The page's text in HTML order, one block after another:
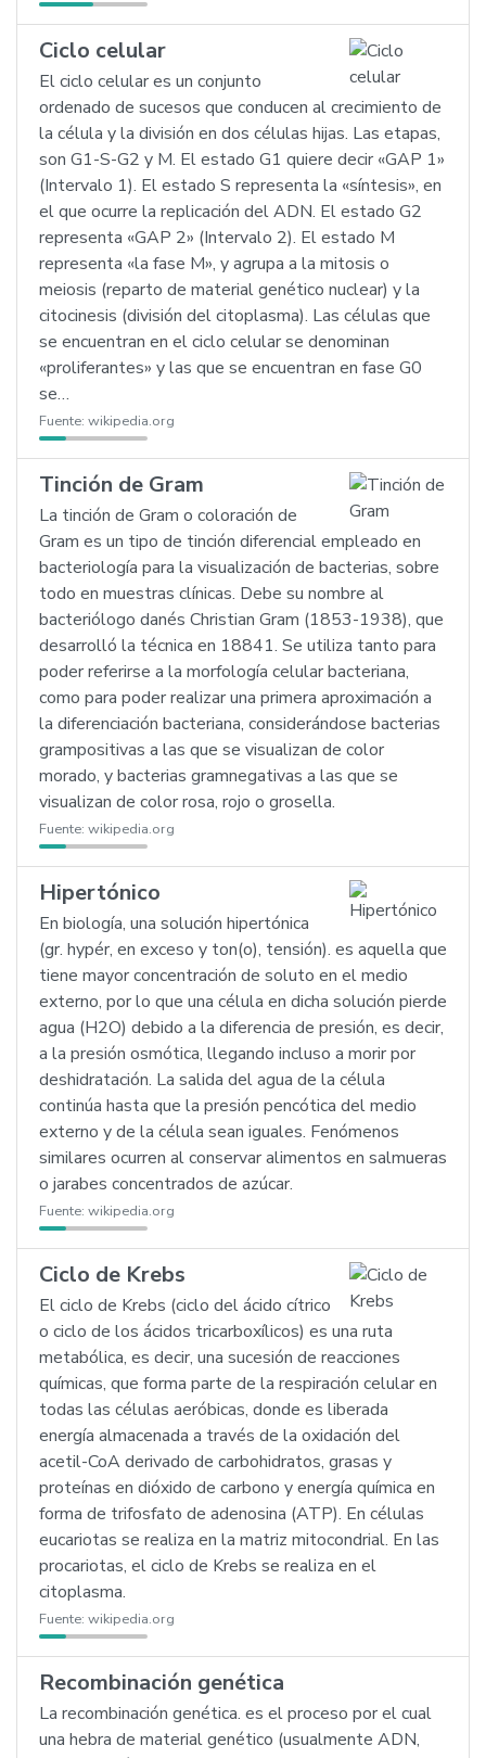
Ciclo celular
El ciclo celular es un conjunto
ordenado de sucesos que conducen al crecimiento de
la célula y la división en dos células hijas. Las etapas,
son G1-S-G2 y M. El estado G1 quiere decir «GAP 1»
(Intervalo 1). El estado S representa la «síntesis», en
el que ocurre la replicación del ADN. El estado G2
representa «GAP 2» (Intervalo 2). El estado M
representa «la fase M», y agrupa a la mitosis o
meiosis (reparto de material genético nuclear) y la
citocinesis (división del citoplasma). Las células que
se encuentran en el ciclo celular se denominan
«proliferantes» y las que se encuentran en fase G0
se…
Fuente: wikipedia.org
Tinción de Gram
La tinción de Gram o coloración de
Gram es un tipo de tinción diferencial empleado en
bacteriología para la visualización de bacterias, sobre
todo en muestras clínicas. Debe su nombre al
bacteriólogo danés Christian Gram (1853-1938), que
desarrolló la técnica en 18841. Se utiliza tanto para
poder referirse a la morfología celular bacteriana,
como para poder realizar una primera aproximación a
la diferenciación bacteriana, considerándose bacterias
grampositivas a las que se visualizan de color
morado, y bacterias gramnegativas a las que se
visualizan de color rosa, rojo o grosella.
Fuente: wikipedia.org
Hipertónico
En biología, una solución hipertónica
(gr. hypér, en exceso y ton(o), tensión). es aquella que
tiene mayor concentración de soluto en el medio
externo, por lo que una célula en dicha solución pierde
agua (H2O) debido a la diferencia de presión, es decir,
a la presión osmótica, llegando incluso a morir por
deshidratación. La salida del agua de la célula
continúa hasta que la presión pencótica del medio
externo y de la célula sean iguales. Fenómenos
similares ocurren al conservar alimentos en salmueras
o jarabes concentrados de azúcar.
Fuente: wikipedia.org
Ciclo de Krebs
El ciclo de Krebs (ciclo del ácido cítrico
o ciclo de los ácidos tricarboxílicos) es una ruta
metabólica, es decir, una sucesión de reacciones
químicas, que forma parte de la respiración celular en
todas las células aeróbicas, donde es liberada
energía almacenada a través de la oxidación del
acetil-CoA derivado de carbohidratos, grasas y
proteínas en dióxido de carbono y energía química en
forma de trifosfato de adenosina (ATP). En células
eucariotas se realiza en la matriz mitocondrial. En las
procariotas, el ciclo de Krebs se realiza en el
citoplasma.
Fuente: wikipedia.org
Recombinación genética
La recombinación genética. es el proceso por el cual
una hebra de material genético (usualmente ADN,